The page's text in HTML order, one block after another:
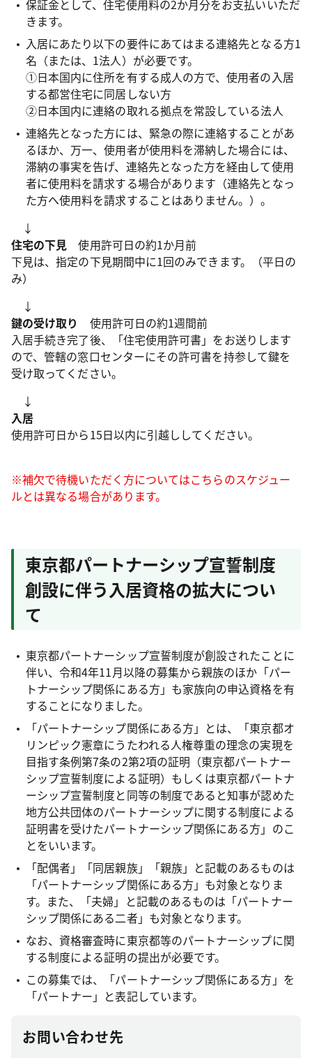
保証金として、住宅使用料の2か月分をお支払いいただ
きます。
入居にあたり以下の要件にあてはまる連絡先となる方1
名（または、1法人）が必要です。
①日本国内に住所を有する成人の方で、使用者の入居
する都営住宅に同居しない方
②日本国内に連絡の取れる拠点を常設している法人
連絡先となった方には、緊急の際に連絡することがあ
るほか、万一、使用者が使用料を滞納した場合には、
滞納の事実を告げ、連絡先となった方を経由して使用
者に使用料を請求する場合があります（連絡先となっ
た方へ使用料を請求することはありません。）。
↓
住宅の下見 使用許可日の約1か月前
下見は、指定の下見期間中に1回のみできます。（平日の
み）
↓
鍵の受け取り
使用許可日の約1週間前
入居手続き完了後、「住宅使用許可書」をお送りします
ので、管轄の窓口センターにその許可書を持参して鍵を
受け取ってください。
↓
入居
使用許可日から15日以内に引越ししてください。
※補欠で待機いただく方についてはこちらのスケジュー
ルとは異なる場合があります。
東京都パートナーシップ宣誓制度
創設に伴う入居資格の拡大につい
て
東京都パートナーシップ宣誓制度が創設されたことに
伴い、令和4年11月以降の募集から親族のほか「パー
トナーシップ関係にある方」も家族向の申込資格を有
することになりました。
「パートナーシップ関係にある方」とは、「東京都オ
リンピック憲章にうたわれる人権尊重の理念の実現を
目指す条例第7条の2第2項の証明（東京都パートナー
シップ宣誓制度による証明）もしくは東京都パートナ
ーシップ宣誓制度と同等の制度であると知事が認めた
地方公共団体のパートナーシップに関する制度による
証明書を受けたパートナーシップ関係にある方」のこ
とをいいます。
「配偶者」「同居親族」「親族」と記載のあるものは
「パートナーシップ関係にある方」も対象となりま
す。また、「夫婦」と記載のあるものは「パートナー
シップ関係にある二者」も対象となります。
なお、資格審査時に東京都等のパートナーシップに関
する制度による証明の提出が必要です。
この募集では、「パートナーシップ関係にある方」を
「パートナー」と表記しています。
お問い合わせ先